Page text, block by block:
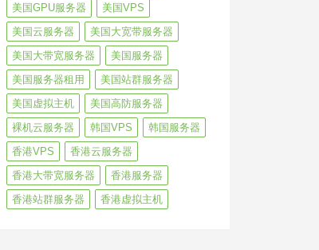
美国GPU服务器
美国VPS
美国云服务器
美国大宽带服务器
美国大带宽服务器
美国服务器
美国服务器租用
美国站群服务器
美国虚拟主机
美国高防服务器
裸机云服务器
韩国VPS
韩国服务器
香港VPS
香港云服务器
香港大带宽服务器
香港服务器
香港站群服务器
香港虚拟主机